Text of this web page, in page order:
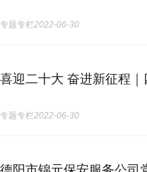
专题专栏2022-06-30
喜迎二十大 奋进新征程
专题专栏2022-06-30